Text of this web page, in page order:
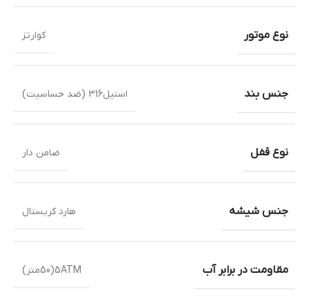
نوع موتور کوارتز
جنس بند استیل316 (ضد حساسیت)
نوع قفل ضامن دار
جنس شیشه هارد کریستال
مقاومت در برابر آب 5ATM(50متر)